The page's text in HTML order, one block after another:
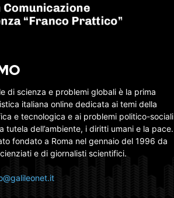
di scienza e problemi globali è la prima
italiana online dedicata ai temi della
e tecnologica e ai problemi politico-sociali
tutela dell’ambiente, i diritti umani e la pace.
fondato a Roma nel gennaio del 1996 da
e di giornalisti scientifici.